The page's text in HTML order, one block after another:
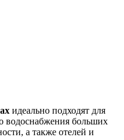
идеально подходят для
водоснабжения больших
а также отелей и